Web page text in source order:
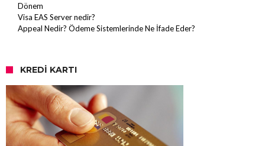
Dönem
Visa EAS Server nedir?
Appeal Nedir? Ödeme Sistemlerinde Ne İfade Eder?
KREDI KARTI